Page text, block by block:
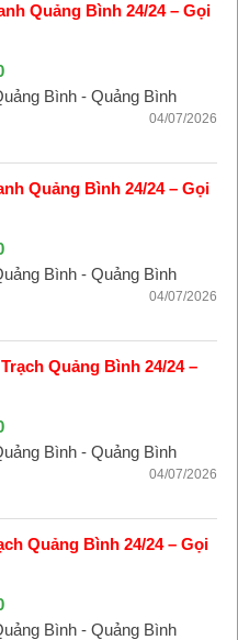
Quảng Bình 24/24 – Gọi
Bình - Quảng Bình
04/07/2026
Quảng Bình 24/24 – Gọi
Bình - Quảng Bình
04/07/2026
Quảng Bình 24/24 –
Bình - Quảng Bình
04/07/2026
Quảng Bình 24/24 – Gọi
Bình - Quảng Bình